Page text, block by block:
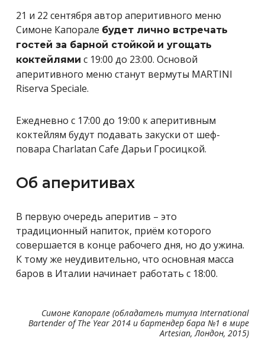
21 и 22 сентября автор аперитивного меню
Симоне Капорале будет лично встречать
гостей за барной стойкой и угощать
коктейлями с 19:00 до 23:00. Основой
аперитивного меню станут вермуты MARTINI
Riserva Speciale.
Ежедневно с 17:00 до 19:00 к аперитивным
коктейлям будут подавать закуски от шеф-
повара Charlatan Cafe Дарьи Гросицкой.
Об аперитивах
В первую очередь аперитив – это
традиционный напиток, приём которого
совершается в конце рабочего дня, но до ужина.
К тому же неудивительно, что основная масса
баров в Италии начинает работать с 18:00.
Симоне Капорале (обладатель титула International
Bartender of The Year 2014 и бартендер бара №1 в мире
Artesian, Лондон, 2015)